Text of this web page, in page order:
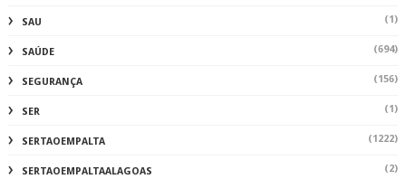
SAU (1)
SAÚDE (694)
SEGURANÇA (156)
SER (1)
SERTAOEMPALTA (1222)
SERTAOEMPALTAALAGOAS (2)